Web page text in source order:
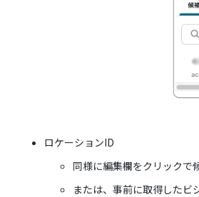
ロケーションID
同様に編集欄をクリックで
または、事前に取得した